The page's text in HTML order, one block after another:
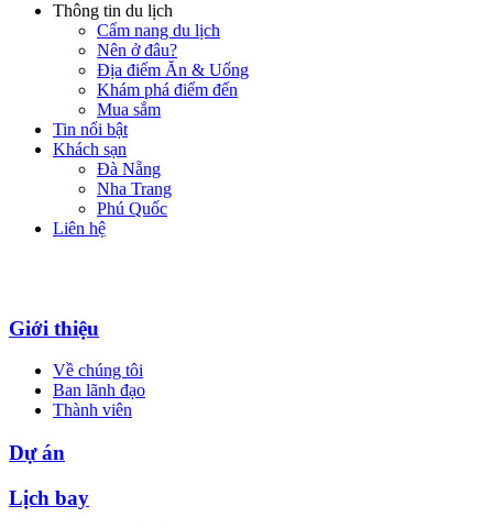
Thông tin du lịch
Cẩm nang du lịch
Nên ở đâu?
Địa điểm Ăn & Uống
Khám phá điểm đến
Mua sắm
Tin nổi bật
Khách sạn
Đà Nẵng
Nha Trang
Phú Quốc
Liên hệ
Giới thiệu
Về chúng tôi
Ban lãnh đạo
Thành viên
Dự án
Lịch bay